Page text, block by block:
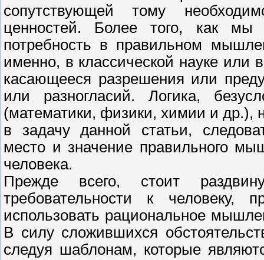
сопутствующей тому
ценностей. Более того, как
потребность в правильном
именно, в классической науке или
касающееся разрешения или
или разногласий. Логика,
(математики, физики, химии и др.),
в задачу данной статьи,
место и значение правильного
человека.
Прежде всего, стоит
требовательности к
использовать рациональное
В силу сложившихся
следуя шаблонам, которые